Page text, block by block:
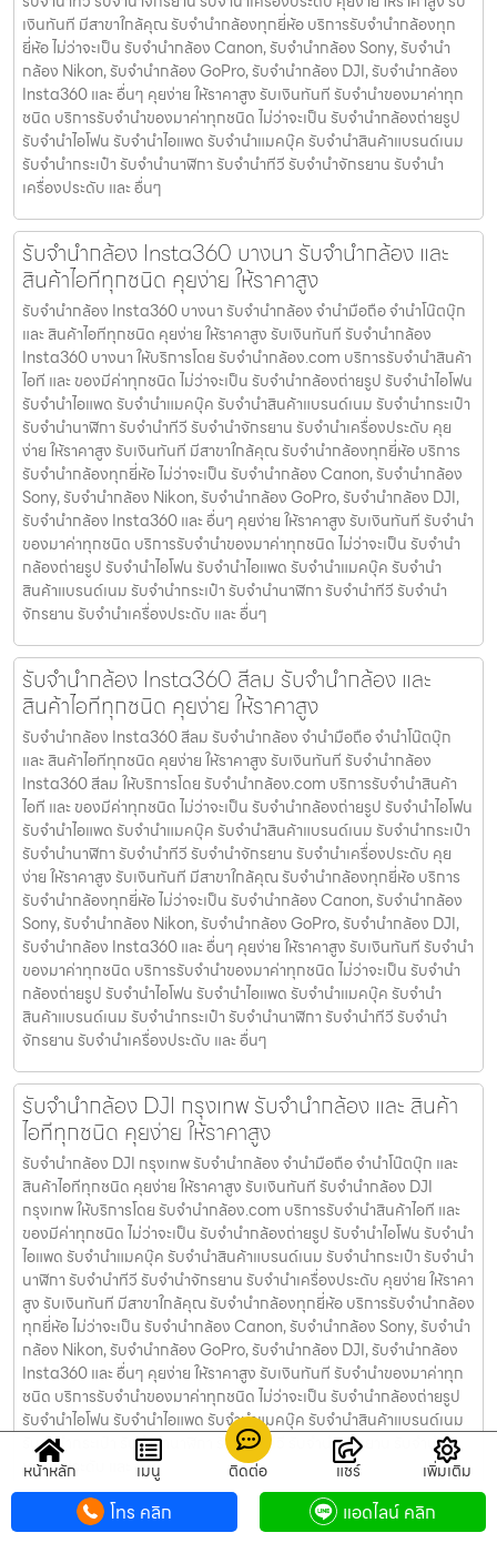
เงินทันที มีสาขาใกล้คุณ รับจำนำกล้องทุกยี่ห้อ บริการรับจำนำกล้องทุก
ยี่ห้อ ไม่ว่าจะเป็น รับจำนำกล้อง Canon, รับจำนำกล้อง Sony, รับจำนำ
กล้อง Nikon, รับจำนำกล้อง GoPro, รับจำนำกล้อง DJI, รับจำนำกล้อง
Insta360 และ อื่นๆ คุยง่าย ให้ราคาสูง รับเงินทันที รับจำนำของมาค่าทุก
ชนิด บริการรับจำนำของมาค่าทุกชนิด ไม่ว่าจะเป็น รับจํานํากล้องถ่ายรูป
รับจํานําไอโฟน รับจํานําไอแพด รับจํานําแมคบุ๊ค รับจํานําสินค้าแบรนด์เนม
รับจํานํากระเป๋า รับจํานํานาฬิกา รับจํานําทีวี รับจํานําจักรยาน รับจํานํา
เครื่องประดับ และ อื่นๆ
รับจำนำกล้อง Insta360 บางนา รับจํานํากล้อง และ
สินค้าไอทีทุกชนิด คุยง่าย ให้ราคาสูง
รับจำนำกล้อง Insta360 บางนา รับจํานํากล้อง จำนำมือถือ จำนำโน๊ตบุ๊ก
และ สินค้าไอทีทุกชนิด คุยง่าย ให้ราคาสูง รับเงินทันที รับจำนำกล้อง
Insta360 บางนา ให้บริการโดย รับจํานํากล้อง.com บริการรับจํานําสินค้า
ไอที และ ของมีค่าทุกชนิด ไม่ว่าจะเป็น รับจํานํากล้องถ่ายรูป รับจํานําไอโฟน
รับจํานําไอแพด รับจํานําแมคบุ๊ค รับจํานําสินค้าแบรนด์เนม รับจํานํากระเป๋า
รับจํานํานาฬิกา รับจํานําทีวี รับจํานําจักรยาน รับจํานําเครื่องประดับ คุย
ง่าย ให้ราคาสูง รับเงินทันที มีสาขาใกล้คุณ รับจำนำกล้องทุกยี่ห้อ บริการ
รับจำนำกล้องทุกยี่ห้อ ไม่ว่าจะเป็น รับจำนำกล้อง Canon, รับจำนำกล้อง
Sony, รับจำนำกล้อง Nikon, รับจำนำกล้อง GoPro, รับจำนำกล้อง DJI,
รับจำนำกล้อง Insta360 และ อื่นๆ คุยง่าย ให้ราคาสูง รับเงินทันที รับจำนำ
ของมาค่าทุกชนิด บริการรับจำนำของมาค่าทุกชนิด ไม่ว่าจะเป็น รับจํานํา
กล้องถ่ายรูป รับจํานําไอโฟน รับจํานําไอแพด รับจํานําแมคบุ๊ค รับจํานํา
สินค้าแบรนด์เนม รับจํานํากระเป๋า รับจํานํานาฬิกา รับจํานําทีวี รับจํานํา
จักรยาน รับจํานําเครื่องประดับ และ อื่นๆ
รับจำนำกล้อง Insta360 สีลม รับจํานํากล้อง และ
สินค้าไอทีทุกชนิด คุยง่าย ให้ราคาสูง
รับจำนำกล้อง Insta360 สีลม รับจํานํากล้อง จำนำมือถือ จำนำโน๊ตบุ๊ก
และ สินค้าไอทีทุกชนิด คุยง่าย ให้ราคาสูง รับเงินทันที รับจำนำกล้อง
Insta360 สีลม ให้บริการโดย รับจํานํากล้อง.com บริการรับจํานําสินค้า
ไอที และ ของมีค่าทุกชนิด ไม่ว่าจะเป็น รับจํานํากล้องถ่ายรูป รับจํานําไอโฟน
รับจํานําไอแพด รับจํานําแมคบุ๊ค รับจํานําสินค้าแบรนด์เนม รับจํานํากระเป๋า
รับจํานํานาฬิกา รับจํานําทีวี รับจํานําจักรยาน รับจํานําเครื่องประดับ คุย
ง่าย ให้ราคาสูง รับเงินทันที มีสาขาใกล้คุณ รับจำนำกล้องทุกยี่ห้อ บริการ
รับจำนำกล้องทุกยี่ห้อ ไม่ว่าจะเป็น รับจำนำกล้อง Canon, รับจำนำกล้อง
Sony, รับจำนำกล้อง Nikon, รับจำนำกล้อง GoPro, รับจำนำกล้อง DJI,
รับจำนำกล้อง Insta360 และ อื่นๆ คุยง่าย ให้ราคาสูง รับเงินทันที รับจำนำ
ของมาค่าทุกชนิด บริการรับจำนำของมาค่าทุกชนิด ไม่ว่าจะเป็น รับจํานํา
กล้องถ่ายรูป รับจํานําไอโฟน รับจํานําไอแพด รับจํานําแมคบุ๊ค รับจํานํา
สินค้าแบรนด์เนม รับจํานํากระเป๋า รับจํานํานาฬิกา รับจํานําทีวี รับจํานํา
จักรยาน รับจํานําเครื่องประดับ และ อื่นๆ
รับจำนำกล้อง DJI กรุงเทพ รับจํานํากล้อง และ สินค้า
ไอทีทุกชนิด คุยง่าย ให้ราคาสูง
รับจำนำกล้อง DJI กรุงเทพ รับจํานํากล้อง จำนำมือถือ จำนำโน๊ตบุ๊ก และ
สินค้าไอทีทุกชนิด คุยง่าย ให้ราคาสูง รับเงินทันที รับจำนำกล้อง DJI
กรุงเทพ ให้บริการโดย รับจํานํากล้อง.com บริการรับจํานําสินค้าไอที และ
ของมีค่าทุกชนิด ไม่ว่าจะเป็น รับจํานํากล้องถ่ายรูป รับจํานําไอโฟน รับจํานํา
ไอแพด รับจํานําแมคบุ๊ค รับจํานําสินค้าแบรนด์เนม รับจํานํากระเป๋า รับจํานํา
นาฬิกา รับจํานําทีวี รับจํานําจักรยาน รับจํานําเครื่องประดับ คุยง่าย ให้ราคา
สูง รับเงินทันที มีสาขาใกล้คุณ รับจำนำกล้องทุกยี่ห้อ บริการรับจำนำกล้อง
ทุกยี่ห้อ ไม่ว่าจะเป็น รับจำนำกล้อง Canon, รับจำนำกล้อง Sony, รับจำนำ
กล้อง Nikon, รับจำนำกล้อง GoPro, รับจำนำกล้อง DJI, รับจำนำกล้อง
Insta360 และ อื่นๆ คุยง่าย ให้ราคาสูง รับเงินทันที รับจำนำของมาค่าทุก
ชนิด บริการรับจำนำของมาค่าทุกชนิด ไม่ว่าจะเป็น รับจํานํากล้องถ่ายรูป
รับจํานําไอโฟน รับจํานําไอแพด รับจํานําแมคบุ๊ค รับจํานําสินค้าแบรนด์เนม
รับจํานํากระเป๋า รับจํานํานาฬิกา รับจํานําทีวี รับจํานําจักรยาน รับจํานํา
เครื่องประดับ และ อื่นๆ
รับจำนำกล้อง Sony สีลม รับจํานํากล้อง และ สินค้า
หน้าหลัก เมนู ติดต่อ แชร์ เพิ่มเติม
โทร คลิก แอดไลน์ คลิก